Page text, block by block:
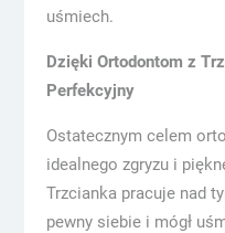
uśmiech.
Dzięki Ortodontom z
Perfekcyjny
Ostatecznym celem
idealnego zgryzu i
Trzcianka pracuje nad
pewny siebie i mógł